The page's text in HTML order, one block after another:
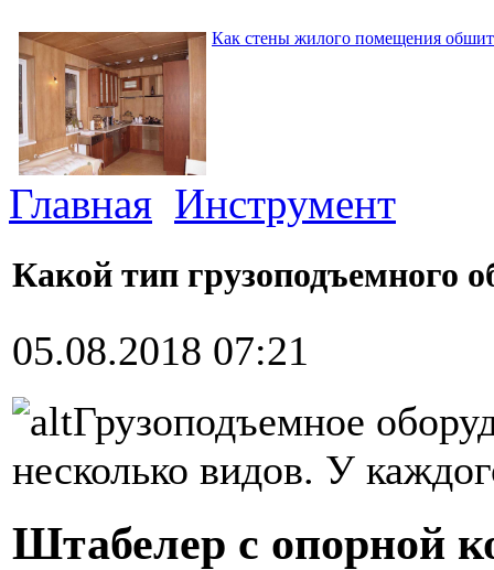
Как стены жилого помещения
Главная Инструмент
Какой тип грузоподъемного
05.08.2018 07:21
Грузоподъемное
несколько видов. У
Штабелер с опорной